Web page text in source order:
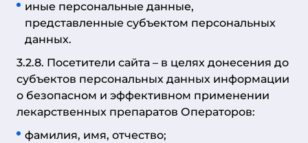
иные персональные данные,
представленные субъектом персональных
данных.
3.2.8. Посетители сайта – в целях донесения до
субъектов персональных данных информации
о безопасном и эффективном применении
лекарственных препаратов Операторов:
фамилия, имя, отчество;